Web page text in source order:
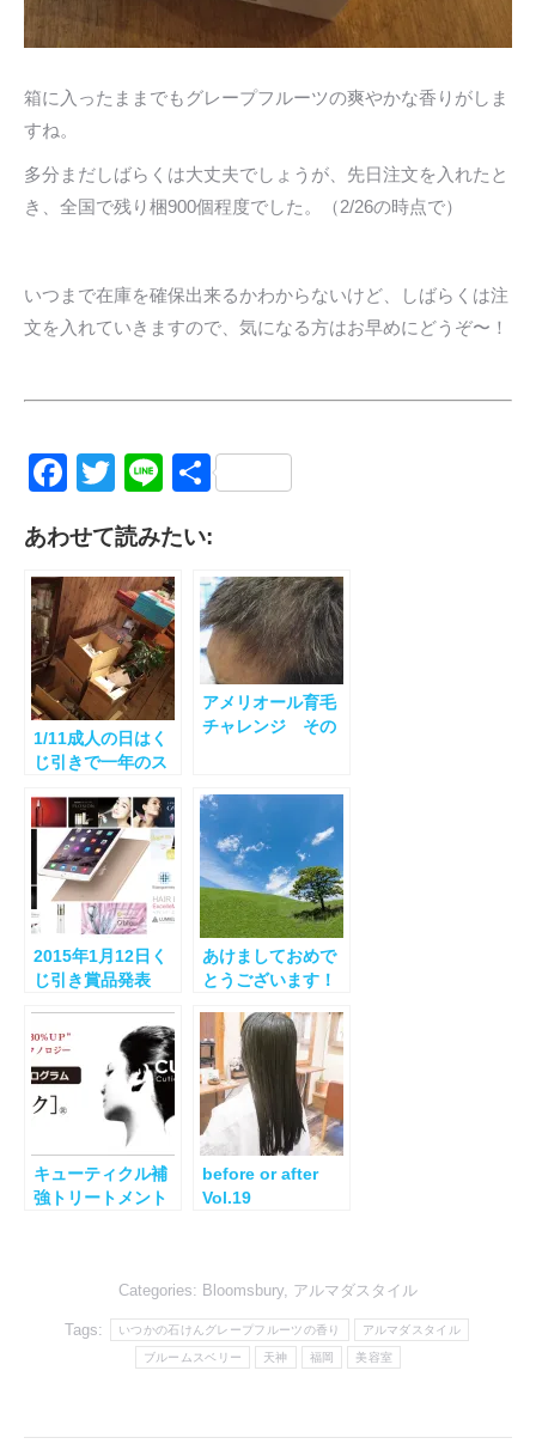
箱に入ったままでもグレープフルーツの爽やかな香りがしま
すね。
多分まだしばらくは大丈夫でしょうが、先日注文を入れたと
き、全国で残り梱900個程度でした。（2/26の時点で）
いつまで在庫を確保出来るかわからないけど、しばらくは注
文を入れていきますので、気になる方はお早めにどうぞ〜！
Facebook
Twitter
Line共
あわせて読みたい:
1/11成人の日はく
じ引きで一年のス
アメリオール育毛
チャレンジ その
2015年1月12日く
じ引き賞品発表
あけましておめで
とうございます！
キューティクル補
強トリートメント
before or after
Vol.19
Categories: Bloomsbury, アルマダスタイル
Tags: いつかの石けんグレープフルーツの香り アルマダスタイル
ブルームスベリー 天神 福岡 美容室